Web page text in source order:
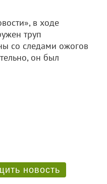
в ходе
труп
со следами ожогов
он был
новость